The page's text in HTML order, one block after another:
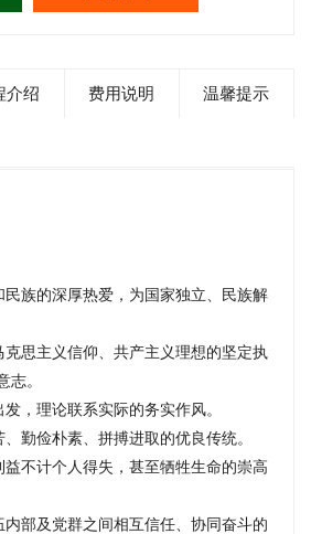
介绍 费用说明 温馨提示
族的深厚热爱，为国家独立、民族解
思主义信仰、共产主义理想的坚定执
志。
，理论联系实际的务实作风。
勤俭朴素、拼搏进取的优良传统。
不计个人得失，甚至牺牲生命的崇高
部及党群之间相互信任、协同奋斗的